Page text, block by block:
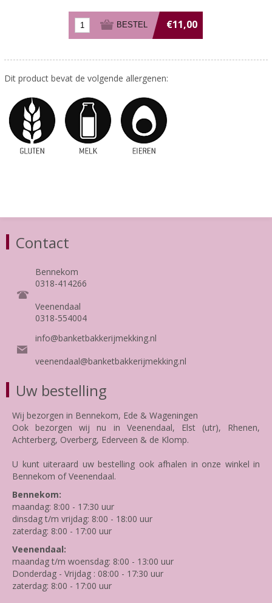
€11,00
Dit product bevat de volgende allergenen:
Contact
Bennekom
0318-414266
Veenendaal
0318-554004
info@banketbakkerijmekking.nl
veenendaal@banketbakkerijmekking.nl
Uw bestelling
Wij bezorgen in Bennekom, Ede & Wageningen
Ook bezorgen wij nu in Veenendaal, Elst (utr), Rhenen,
Achterberg, Overberg, Ederveen & de Klomp.
U kunt uiteraard uw bestelling ook afhalen in onze winkel in
Bennekom of Veenendaal.
Bennekom:
maandag: 8:00 - 17:30 uur
dinsdag t/m vrijdag: 8:00 - 18:00 uur
zaterdag: 8:00 - 17:00 uur
Veenendaal:
maandag t/m woensdag: 8:00 - 13:00 uur
Donderdag - Vrijdag : 08:00 - 17:30 uur
zaterdag: 8:00 - 17:00 uur